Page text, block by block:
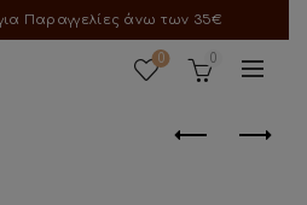
Παραγγελίες άνω των 35€
0 0